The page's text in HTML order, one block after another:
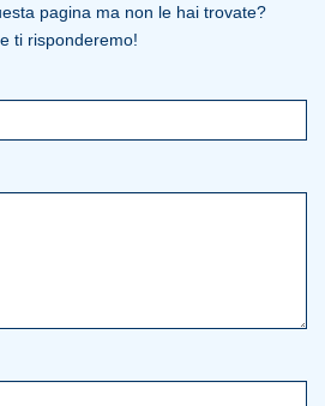
pagina ma non le hai trovate?
ti risponderemo!